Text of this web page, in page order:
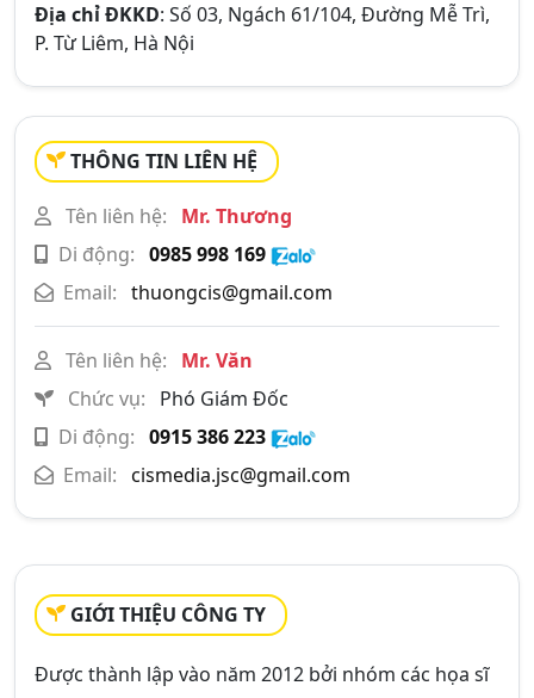
Địa chỉ ĐKKD: Số 03, Ngách 61/104, Đường Mễ Trì,
P. Từ Liêm, Hà Nội
THÔNG TIN LIÊN HỆ
Tên liên hệ:
Mr. Thương
Di động: 0985 998 169
Email: thuongcis@gmail.com
Tên liên hệ:
Mr. Văn
Chức vụ:
Phó Giám Đốc
Di động: 0915 386 223
Email: cismedia.jsc@gmail.com
GIỚI THIỆU CÔNG TY
Được thành lập vào năm 2012 bởi nhóm các họa sĩ